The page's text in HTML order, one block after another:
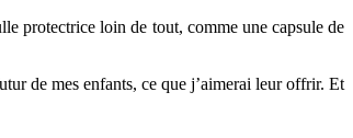
protectrice loin de tout, comme une capsule de
de mes enfants, ce que j’aimerai leur offrir. Et